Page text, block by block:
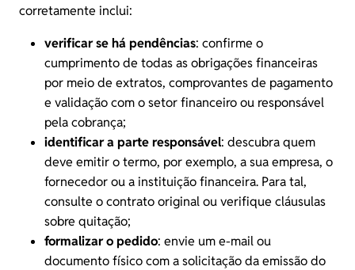
corretamente inclui:
verificar se há pendências: confirme o
cumprimento de todas as obrigações financeiras
por meio de extratos, comprovantes de pagamento
e validação com o setor financeiro ou responsável
pela cobrança;
identificar a parte responsável: descubra quem
deve emitir o termo, por exemplo, a sua empresa, o
fornecedor ou a instituição financeira. Para tal,
consulte o contrato original ou verifique cláusulas
sobre quitação;
formalizar o pedido: envie um e-mail ou
documento físico com a solicitação da emissão do